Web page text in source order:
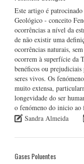
Este artigo é
Geológico - conceito
ocorrências a nível da
de não existir uma
ocorrências naturais,
ocorrem à superfície da
benéficos ou prejudiciais
seres vivos. Os
muito extensa,
longevidade do ser
o fenómeno do inicio ao
Sandra Almeida
Gases Poluentes